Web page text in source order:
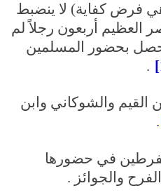
فرض كفاية) لا ينضبط
العظيم أربعون رجلاً لم
بحضور المسلمين
.
القيم والشوكاني وابن
.
في حضورها
والجوائز .